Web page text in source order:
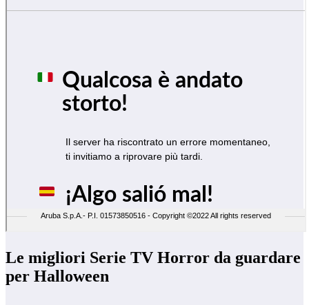
Le migliori Serie TV Horror da guardare
per Halloween